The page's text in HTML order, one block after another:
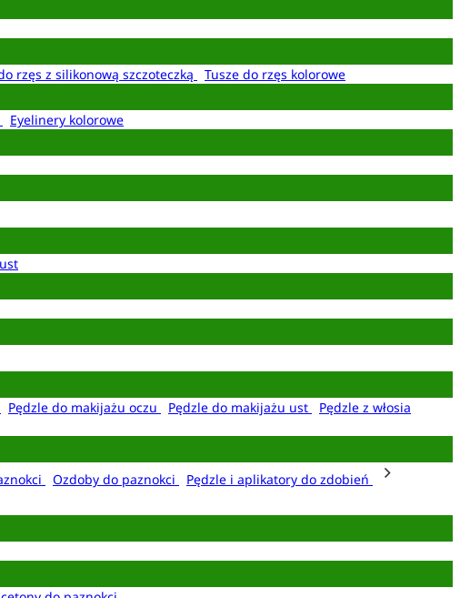
rzęs z silikonową szczoteczką
Tusze do rzęs kolorowe
Eyelinery kolorowe
Pędzle do makijażu oczu Pędzle do makijażu ust
Pędzle z włosia
Ozdoby do paznokci
Pędzle i aplikatory do zdobień